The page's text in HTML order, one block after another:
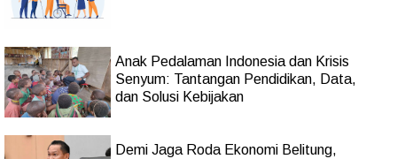
Anak Pedalaman Indonesia dan Krisis
Senyum: Tantangan Pendidikan, Data,
dan Solusi Kebijakan
Demi Jaga Roda Ekonomi Belitung,